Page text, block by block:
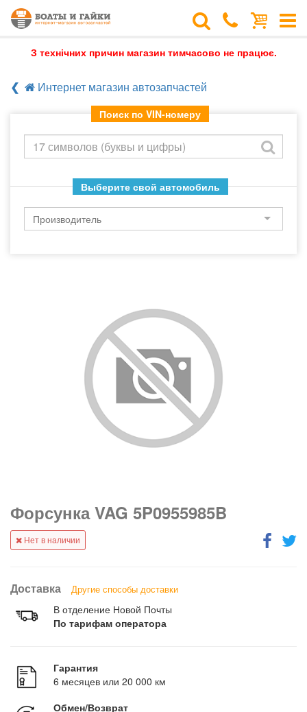
З технічних причин магазин тимчасово не працює.
Интернет магазин автозапчастей
Поиск по VIN-номеру
Выберите свой автомобиль
Форсунка VAG 5P0955985B
Нет в наличии
Доставка Другие способы доставки
В отделение Новой Почты
По тарифам оператора
Гарантия
6 месяцев или 20 000 км
Обмен/Возврат